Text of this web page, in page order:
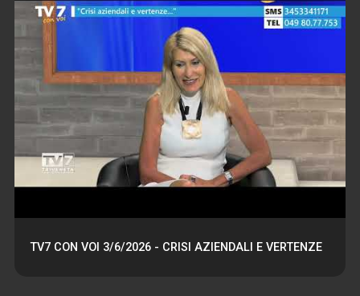
TV7 CON VOI 3/6/2026 - CRISI AZIENDALI E VERTENZE